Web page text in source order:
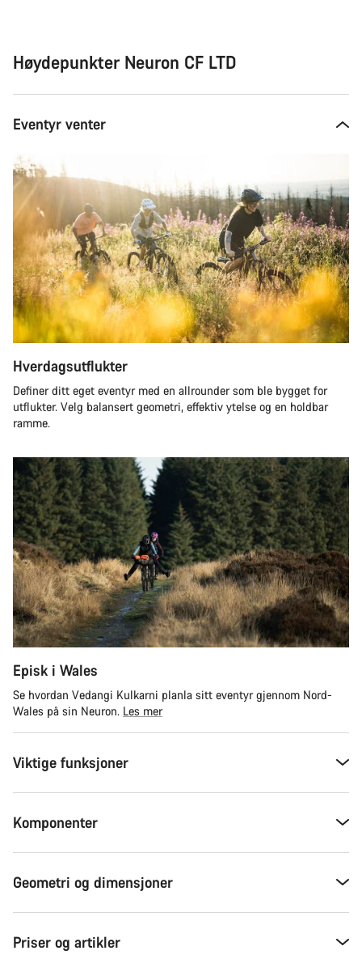
Høydepunkter Neuron CF LTD
Eventyr venter
Hverdagsutflukter
Definer ditt eget eventyr med en allrounder som ble bygget for
utflukter. Velg balansert geometri, effektiv ytelse og en holdbar
ramme.
Episk i Wales
Se hvordan Vedangi Kulkarni planla sitt eventyr gjennom Nord-
Wales på sin Neuron. Les mer
Viktige funksjoner
Komponenter
Geometri og dimensjoner
Priser og artikler